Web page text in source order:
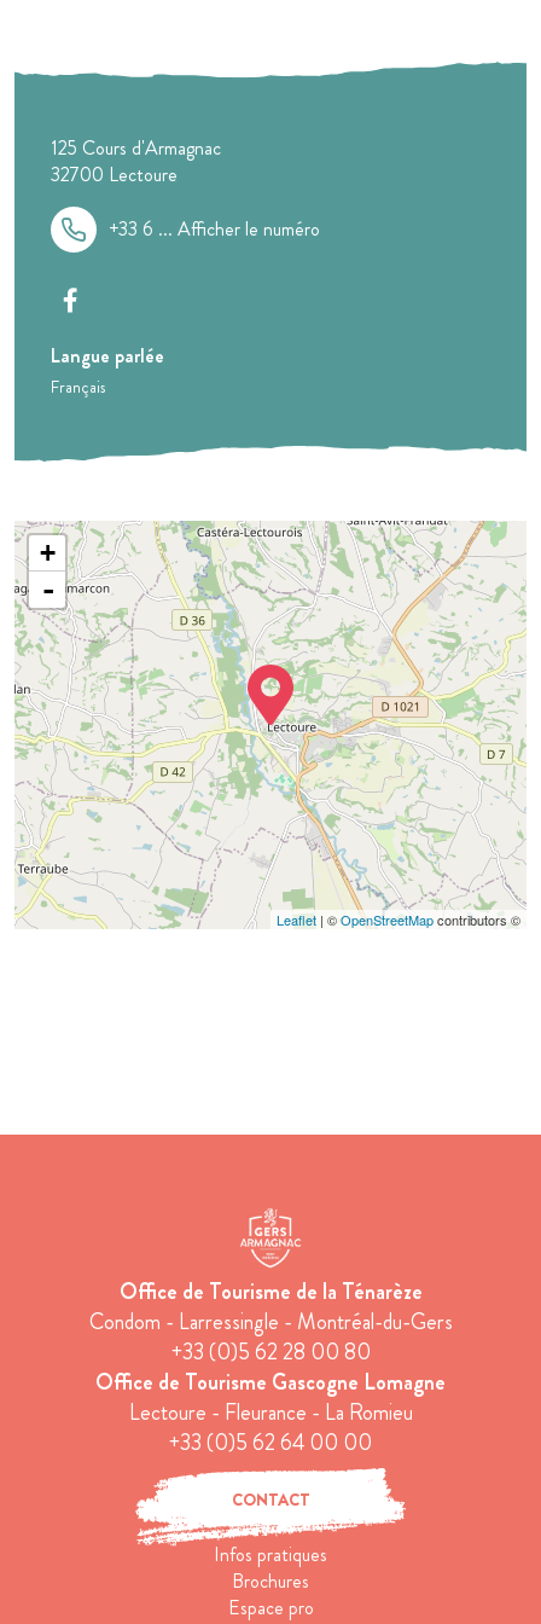
125 Cours d'Armagnac
32700 Lectoure
+33 6 ... Afficher le numéro
Langue parlée
Français
+
-
Leaflet | ©OpenStreetMapcontributors ©
Office de Tourisme de la Ténarèze
Condom - Larressingle - Montréal-du-Gers
+33 (0)5 62 28 00 80
Office de Tourisme Gascogne Lomagne
Lectoure - Fleurance - La Romieu
+33 (0)5 62 64 00 00
CONTACT
Infos pratiques
Brochures
Espace pro